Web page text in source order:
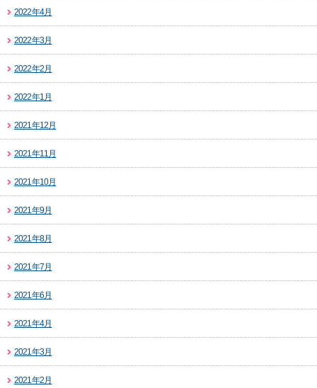
2022年4月
2022年3月
2022年2月
2022年1月
2021年12月
2021年11月
2021年10月
2021年9月
2021年8月
2021年7月
2021年6月
2021年4月
2021年3月
2021年2月